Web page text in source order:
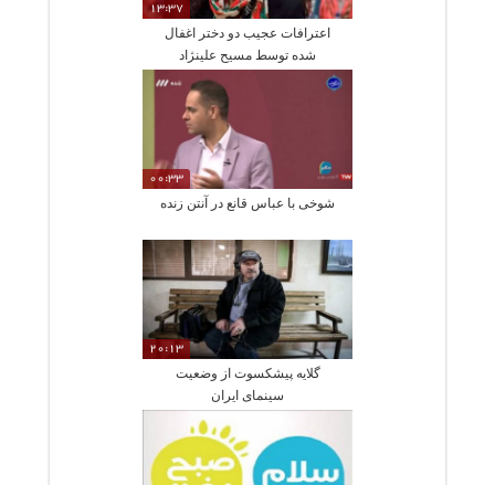
13:37
اعترافات عجیب دو دختر اغفال
شده توسط مسیح علینژاد
00:33
شوخی با عباس قانع در آنتن زنده
20:13
گلایه پیشکسوت از وضعیت
سینمای ایران